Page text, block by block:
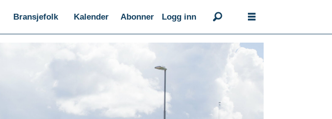
Bransjefolk Kalender Abonner Logg inn